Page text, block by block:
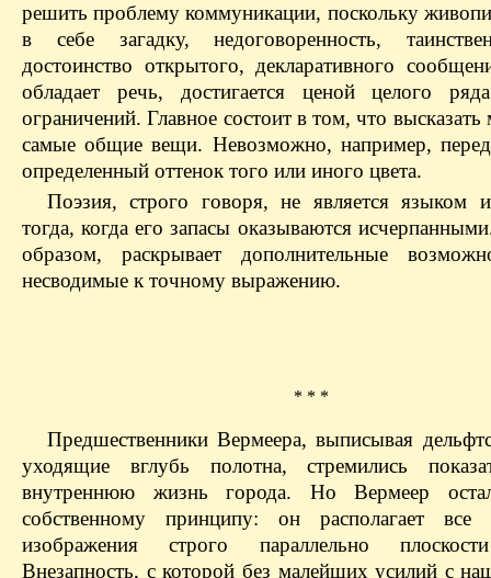
решить проблему коммуникации, поскольку
в себе загадку, недоговоренность,
достоинство открытого, декларативного
обладает речь, достигается ценой целого
ограничений. Главное состоит в том, что
самые общие вещи. Невозможно, например,
определенный оттенок того или иного цвета.
Поэзия, строго говоря, не является языком и
тогда, когда его запасы оказываются
образом, раскрывает дополнительные
несводимые к точному выражению.
* * *
Предшественники Вермеера, выписывая
уходящие вглубь полотна, стремились
внутреннюю жизнь города. Но Вермеер
собственному принципу: он располагает все
изображения строго параллельно
Внезапность, с которой без малейших усилий с